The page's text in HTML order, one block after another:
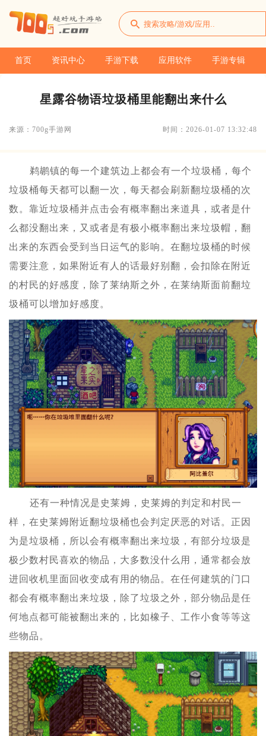
首页 资讯中心 手游下载 应用软件 手游专辑
星露谷物语垃圾桶里能翻出来什么
来源：700g手游网 时间：2026-01-07 13:32:48
鹈鹕镇的每一个建筑边上都会有一个垃圾桶，每个
垃圾桶每天都可以翻一次，每天都会刷新翻垃圾桶的次
数。靠近垃圾桶并点击会有概率翻出来道具，或者是什
么都没翻出来，又或者是有极小概率翻出来垃圾帽，翻
出来的东西会受到当日运气的影响。在翻垃圾桶的时候
需要注意，如果附近有人的话最好别翻，会扣除在附近
的村民的好感度，除了莱纳斯之外，在莱纳斯面前翻垃
圾桶可以增加好感度。
还有一种情况是史莱姆，史莱姆的判定和村民一
样，在史莱姆附近翻垃圾桶也会判定厌恶的对话。正因
为是垃圾桶，所以会有概率翻出来垃圾，有部分垃圾是
极少数村民喜欢的物品，大多数没什么用，通常都会放
进回收机里面回收变成有用的物品。在任何建筑的门口
都会有概率翻出来垃圾，除了垃圾之外，部分物品是任
何地点都可能被翻出来的，比如橡子、工作小食等等这
些物品。